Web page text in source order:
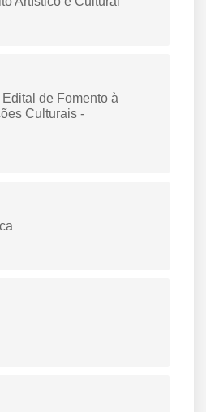
Edital de Fomento à
Culturais -